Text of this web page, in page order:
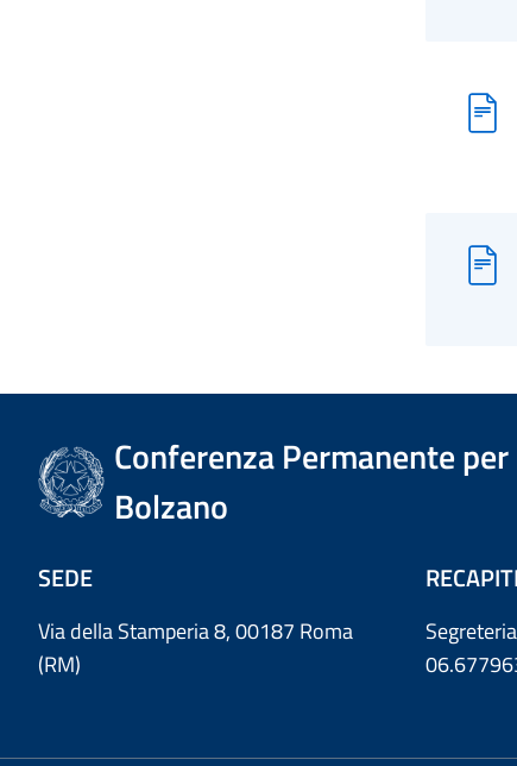
Conferenza Permanente
Bolzano
SEDE
Via della Stamperia 8, 00187 Roma
(RM)
Segreteria